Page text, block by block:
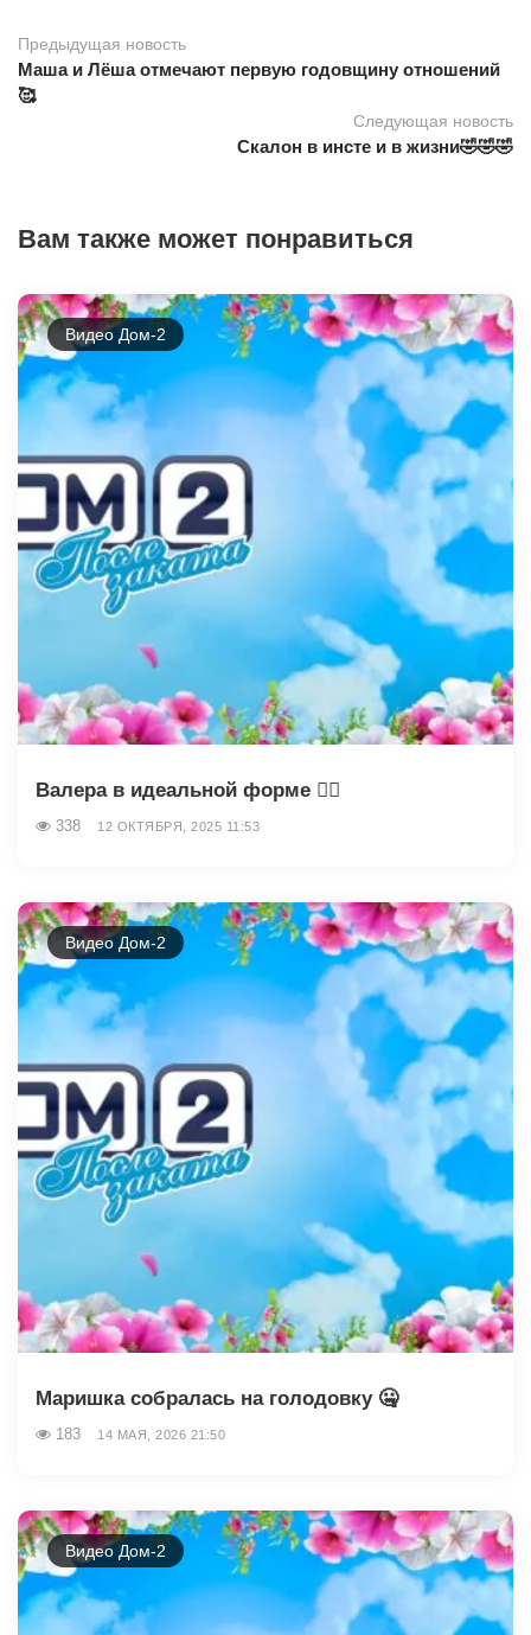
Предыдущая новость
Маша и Лёша отмечают первую годовщину отношений
🥰
Следующая новость
Скалон в инсте и в жизни🤣🤣🤣
Вам также может понравиться
Видео Дом-2
Валера в идеальной форме 🏋‍♂️
338 12 ОКТЯБРЯ, 2025 11:53
Видео Дом-2
Маришка собралась на голодовку 🤐
183 14 МАЯ, 2026 21:50
Видео Дом-2